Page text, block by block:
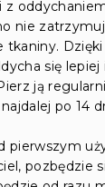
nie
tkaniny.
się lepiej
ją
po 14
pierwszym
pozbędzie